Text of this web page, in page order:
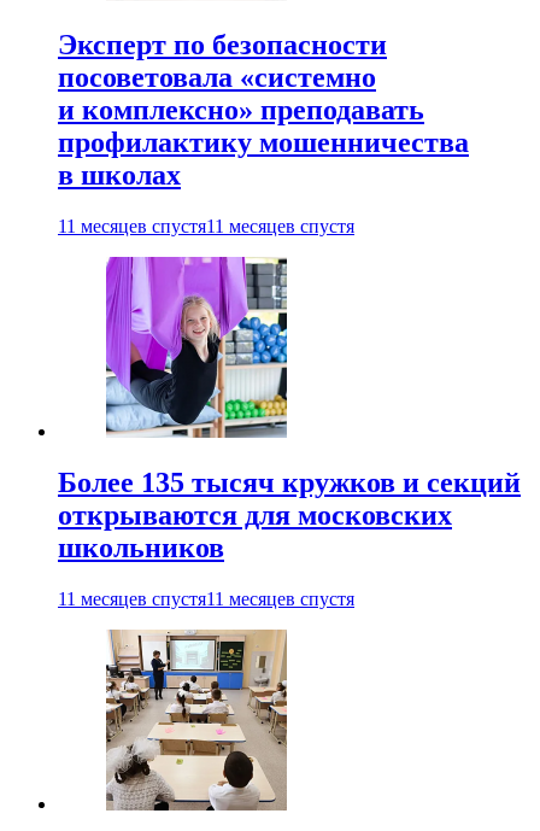
Эксперт по безопасности
посоветовала «системно
и комплексно» преподавать
профилактику мошенничества
в школах
11 месяцев спустя11 месяцев спустя
Более 135 тысяч кружков и секций
открываются для московских
школьников
11 месяцев спустя11 месяцев спустя